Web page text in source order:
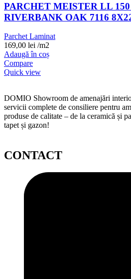
PARCHET MEISTER LL
RIVERBANK OAK 7116
Parchet Laminat
169,00 lei /m2
Adaugă în coș
Compare
Quick view
DOMIO Showroom de amenajări
servicii complete de consiliere pentru
produse de calitate – de la ceramică și
tapet și gazon!
CONTACT